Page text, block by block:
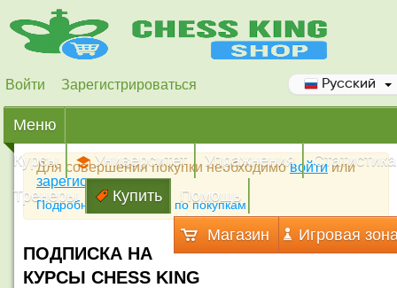
Войти Зарегистрироваться Русский
Меню
Курсы
Университет Упражнения
Статистика
Тренеры
Купить Помощь
Магазин Игровая
Для совершения покупки необходимовойтиили
зарегистрироваться
Подробная инструкция по покупкам
ПОДПИСКА НА
КУРСЫ CHESS KING